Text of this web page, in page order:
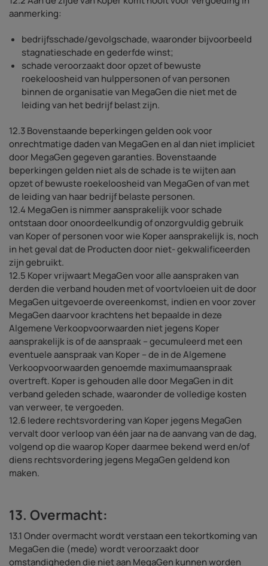
aanmerking:
bedrijfsschade/gevolgschade, waaronder bijvoorbeeld
stagnatieschade en gederfde winst;
schade veroorzaakt door opzet of bewuste
roekeloosheid van hulppersonen of van personen
binnen de organisatie van MegaGen die niet met de
leiding van het bedrijf belast zijn.
12.3 Bovenstaande beperkingen gelden ook voor
onrechtmatige daden van MegaGen en al dan niet impliciet
door MegaGen gegeven garanties. Bovenstaande
beperkingen gelden niet als de schade is te wijten aan
opzet of bewuste roekeloosheid van MegaGen of van met
de leiding van haar bedrijf belaste personen.
12.4 MegaGen is nimmer aansprakelijk voor schade
ontstaan door onoordeelkundig of onzorgvuldig gebruik
van Koper of personen voor wie Koper aansprakelijk is, noch
in het geval dat de Producten door niet- gekwalificeerden
zijn gebruikt.
12.5 Koper vrijwaart MegaGen voor alle aanspraken van
derden die verband houden met of voortvloeien uit de door
MegaGen uitgevoerde overeenkomst, indien en voor zover
MegaGen daarvoor krachtens het bepaalde in deze
Algemene Verkoopvoorwaarden niet jegens Koper
aansprakelijk is of de aanspraak – gecumuleerd met een
eventuele aanspraak van Koper – de in de Algemene
Verkoopvoorwaarden genoemde maximumaanspraak
overtreft. Koper is gehouden alle door MegaGen in dit
verband geleden schade, waaronder de volledige kosten
van verweer, te vergoeden.
12.6 Iedere rechtsvordering van Koper jegens MegaGen
vervalt door verloop van één jaar na de aanvang van de dag,
volgend op die waarop Koper daarmee bekend werd en/of
diens rechtsvordering jegens MegaGen geldend kon
maken.
13. Overmacht:
13.1 Onder overmacht wordt verstaan een tekortkoming van
MegaGen die (mede) wordt veroorzaakt door
omstandigheden die niet aan MegaGen kunnen worden